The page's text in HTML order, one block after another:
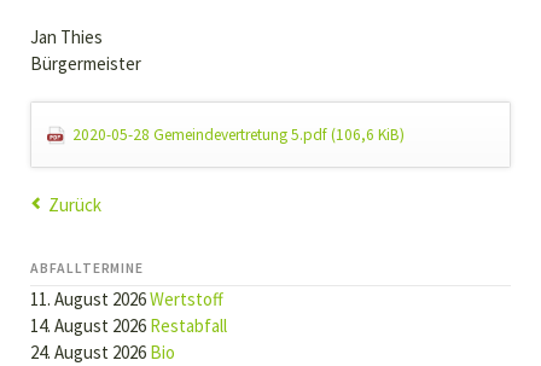
Jan Thies
Bürgermeister
2020-05-28 Gemeindevertretung 5.pdf(106,6 KiB)
Zurück
ABFALLTERMINE
11. August 2026Wertstoff
14. August 2026 Restabfall
24. August 2026 Bio